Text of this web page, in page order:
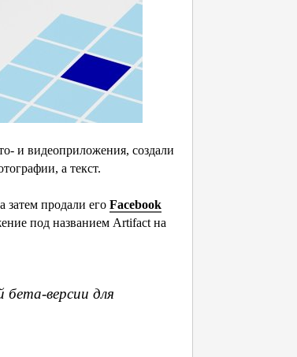
и видеоприложения, создали
а текст.
затем продали его Facebook
под названием Artifact на
версии для